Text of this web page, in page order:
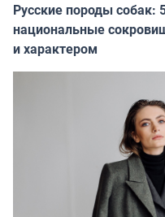
Русские породы собак:
национальные
и характером